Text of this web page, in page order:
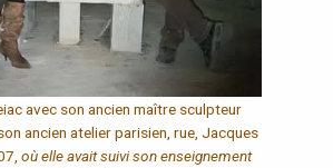
avec son ancien maître sculpteur
ancien atelier parisien, rue, Jacques
où elle avait suivi son enseignement